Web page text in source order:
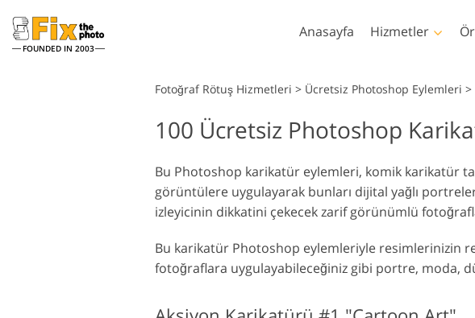
FOUNDED IN 2003
Anasayfa Hizmetler
Hizmetleri
Düğün Fotoğraf Düzenleme
Hizmetleri
Giysiler için Yapay
Tarafından
Lightroom
Lightroom Ön Ayarları
Koleksiyonları
En İyi Anlaşma Ön
Ayarları
Photoshop
Photoshop Eylemleri
Photoshop
Photoshop Dokuları
Ps Actions Tüm
Ps Bindirmeleri Tüm
Koleksiyonlar
Fotoğraf Rötuş Hizmetleri > Ücretsiz Photoshop Eylemleri >
100 Ücretsiz Photoshop
Bu Photoshop karikatür eylemleri, komik karikatür
görüntülere uygulayarak bunları dijital yağlı
izleyicinin dikkatini çekecek zarif görünümlü
Bu karikatür Photoshop eylemleriyle resimlerinizin
fotoğraflara uygulayabileceğiniz gibi portre, moda,